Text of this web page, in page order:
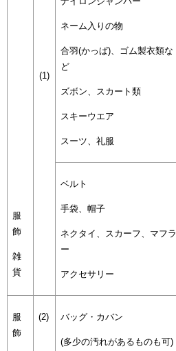
服
飾
雑
貨
(1)
ネーム入りの物
合羽(かっぱ)、ゴム製衣類な
ど
ズボン、スカート類
スキーウエア
スーツ、礼服
ベルト
手袋、帽子
ネクタイ、スカーフ、マフラ
ー
アクセサリー
服
飾
(2) バッグ・カバン
(多少の汚れがあるものも可)